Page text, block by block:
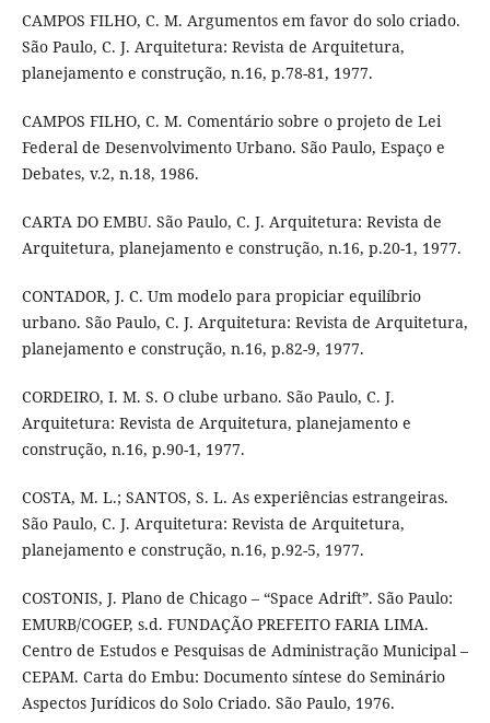
CAMPOS FILHO, C. M. Argumentos em favor do solo criado.
São Paulo, C. J. Arquitetura: Revista de Arquitetura,
planejamento e construção, n.16, p.78-81, 1977.
CAMPOS FILHO, C. M. Comentário sobre o projeto de Lei
Federal de Desenvolvimento Urbano. São Paulo, Espaço e
Debates, v.2, n.18, 1986.
CARTA DO EMBU. São Paulo, C. J. Arquitetura: Revista de
Arquitetura, planejamento e construção, n.16, p.20-1, 1977.
CONTADOR, J. C. Um modelo para propiciar equilíbrio
urbano. São Paulo, C. J. Arquitetura: Revista de Arquitetura,
planejamento e construção, n.16, p.82-9, 1977.
CORDEIRO, I. M. S. O clube urbano. São Paulo, C. J.
Arquitetura: Revista de Arquitetura, planejamento e
construção, n.16, p.90-1, 1977.
COSTA, M. L.; SANTOS, S. L. As experiências estrangeiras.
São Paulo, C. J. Arquitetura: Revista de Arquitetura,
planejamento e construção, n.16, p.92-5, 1977.
COSTONIS, J. Plano de Chicago – “Space Adrift”. São Paulo:
EMURB/COGEP, s.d. FUNDAÇÃO PREFEITO FARIA LIMA.
Centro de Estudos e Pesquisas de Administração Municipal –
CEPAM. Carta do Embu: Documento síntese do Seminário
Aspectos Jurídicos do Solo Criado. São Paulo, 1976.